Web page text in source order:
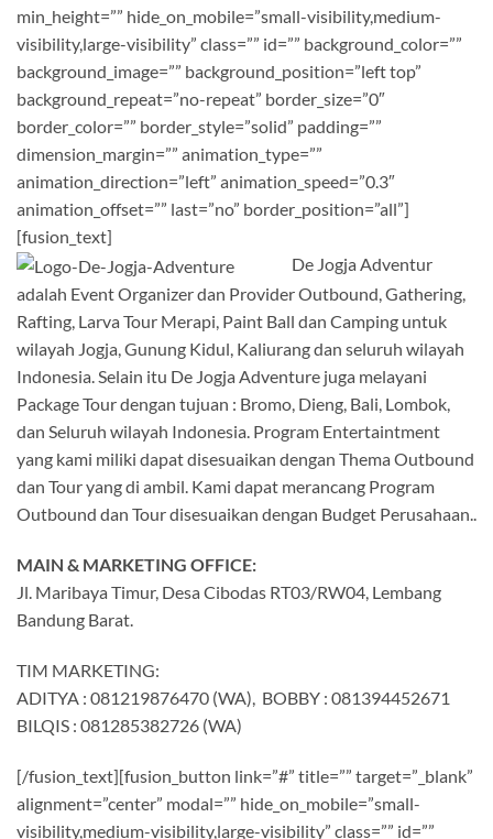
min_height=”” hide_on_mobile=”small-visibility,medium-
visibility,large-visibility” class=”” id=”” background_color=””
background_image=”” background_position=”left top”
background_repeat=”no-repeat” border_size=”0″
border_color=”” border_style=”solid” padding=””
dimension_margin=”” animation_type=””
animation_direction=”left” animation_speed=”0.3″
animation_offset=”” last=”no” border_position=”all”]
[fusion_text]
De Jogja Adventur
adalah Event Organizer dan Provider Outbound, Gathering,
Rafting, Larva Tour Merapi, Paint Ball dan Camping untuk
wilayah Jogja, Gunung Kidul, Kaliurang dan seluruh wilayah
Indonesia. Selain itu De Jogja Adventure juga melayani
Package Tour dengan tujuan : Bromo, Dieng, Bali, Lombok,
dan Seluruh wilayah Indonesia. Program Entertaintment
yang kami miliki dapat disesuaikan dengan Thema Outbound
dan Tour yang di ambil. Kami dapat merancang Program
Outbound dan Tour disesuaikan dengan Budget Perusahaan..
MAIN & MARKETING OFFICE:
Jl. Maribaya Timur, Desa Cibodas RT03/RW04, Lembang
Bandung Barat.
TIM MARKETING:
ADITYA : 081219876470 (WA), BOBBY : 081394452671
BILQIS : 081285382726 (WA)
[/fusion_text][fusion_button link=”#” title=”” target=”_blank”
alignment=”center” modal=”” hide_on_mobile=”small-
visibility,medium-visibility,large-visibility” class=”” id=””